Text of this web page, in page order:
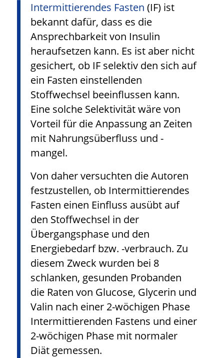
Intermittierendes Fasten (IF) ist
bekannt dafür, dass es die
Ansprechbarkeit von Insulin
heraufsetzen kann. Es ist aber nicht
gesichert, ob IF selektiv den sich auf
ein Fasten einstellenden
Stoffwechsel beeinflussen kann.
Eine solche Selektivität wäre von
Vorteil für die Anpassung an Zeiten
mit Nahrungsüberfluss und -
mangel.
Von daher versuchten die Autoren
festzustellen, ob Intermittierendes
Fasten einen Einfluss ausübt auf
den Stoffwechsel in der
Übergangsphase und den
Energiebedarf bzw. -verbrauch. Zu
diesem Zweck wurden bei 8
schlanken, gesunden Probanden
die Raten von Glucose, Glycerin und
Valin nach einer 2-wöchigen Phase
Intermittierenden Fastens und einer
2-wöchigen Phase mit normaler
Diät gemessen.